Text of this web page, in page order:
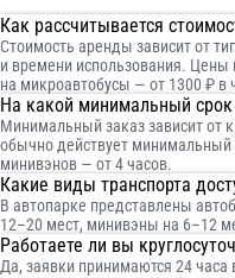
Как рассчитывается
Стоимость аренды зависит от
и времени использования. Цены
на микроавтобусы — от 1300 ₽ в
На какой минимальный
Минимальный заказ зависит от
обычно действует минимальный
минивэнов — от 4 часов.
Какие виды транспорта
В автопарке представлены
12–20 мест, минивэны на 6–12
Работаете ли вы
Да, заявки принимаются 24